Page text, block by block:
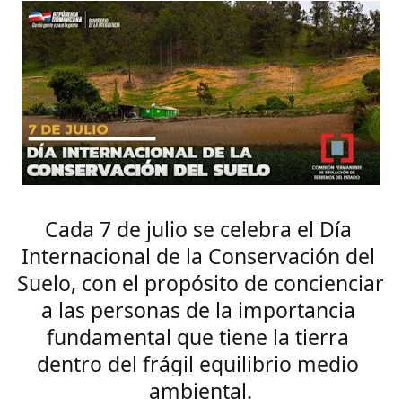
Cada 7 de julio se celebra el Día
Internacional de la Conservación del
Suelo, con el propósito de concienciar
a las personas de la importancia
fundamental que tiene la tierra
dentro del frágil equilibrio medio
ambiental.